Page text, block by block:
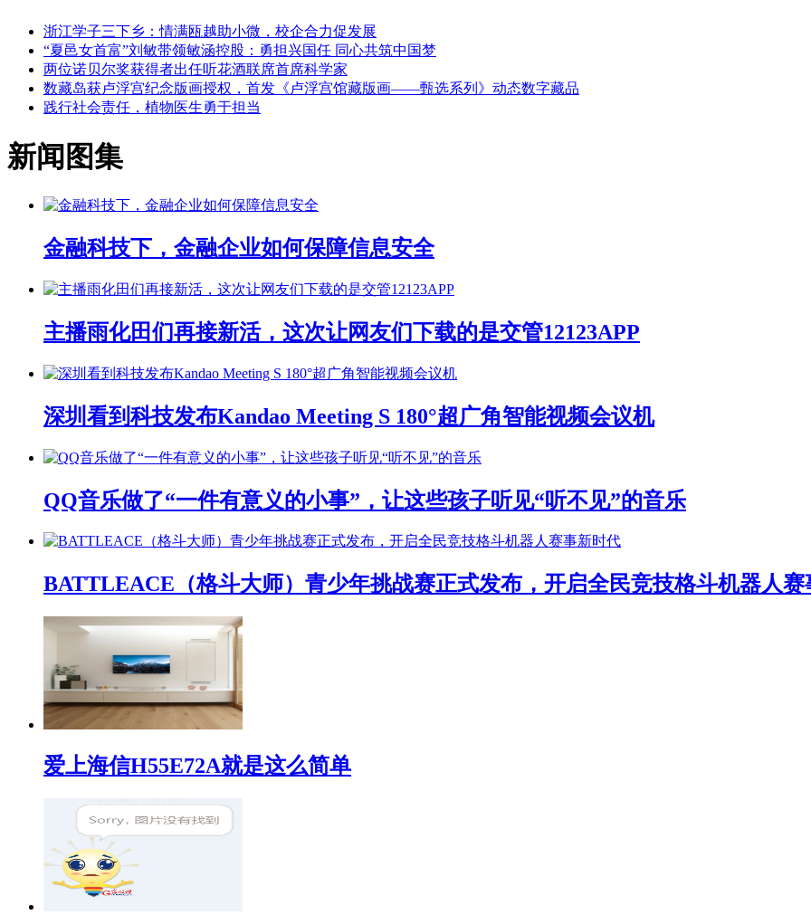
浙江学子三下乡：情满瓯越助小微，校企合力促发展
“夏邑女首富”刘敏带领敏涵控股：勇担兴国任 同心共筑中国梦
两位诺贝尔奖获得者出任听花酒联席首席科学家
数藏岛获卢浮宫纪念版画授权，首发《卢浮宫馆藏版画——甄选系列》动态数字藏品
践行社会责任，植物医生勇于担当
新闻图集
金融科技下，金融企业如何保障信息安全
主播雨化田们再接新活，这次让网友们下载的是交管12123APP
深圳看到科技发布Kandao Meeting S 180°超广角智能视频会议机
QQ音乐做了“一件有意义的小事”，让这些孩子听见“听不见”的音乐
BATTLEACE（格斗大师）青少年挑战赛正式发布，开启全民竞技格斗机器人赛
爱上海信H55E72A就是这么简单